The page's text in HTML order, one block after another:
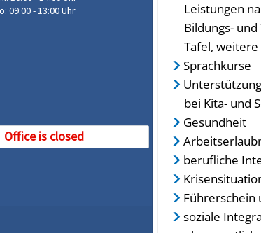
Leistungen
Bildungs-
Tafel, weitere
Sprachkurse
bei Kita- und
Gesundheit
berufliche
Führerschein
soziale